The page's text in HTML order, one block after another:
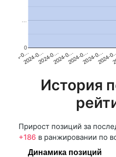
2024-0…2024-0…2024-0…2024-0…2024-0…2024-0…2024-
0
…
История
Прирост позиций за
+186 в ранжировании по
Динамика позиций